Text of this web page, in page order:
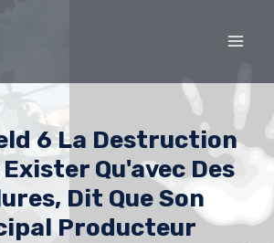
6 La Destruction
Qu'avec Des
Dit Que Son
Producteur